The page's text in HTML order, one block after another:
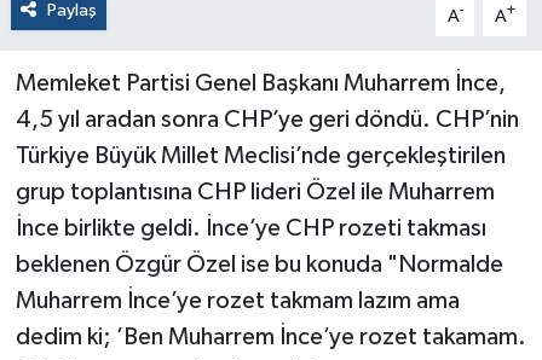
Paylaş A- A+
Memleket Partisi Genel Başkanı Muharrem İnce,
4,5 yıl aradan sonra CHP’ye geri döndü. CHP’nin
Türkiye Büyük Millet Meclisi’nde gerçekleştirilen
grup toplantısına CHP lideri Özel ile Muharrem
İnce birlikte geldi. İnce’ye CHP rozeti takması
beklenen Özgür Özel ise bu konuda "Normalde
Muharrem İnce’ye rozet takmam lazım ama
dedim ki; ’Ben Muharrem İnce’ye rozet takamam.